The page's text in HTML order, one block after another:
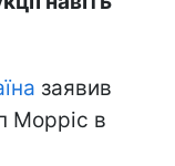
заявив
Морріс в